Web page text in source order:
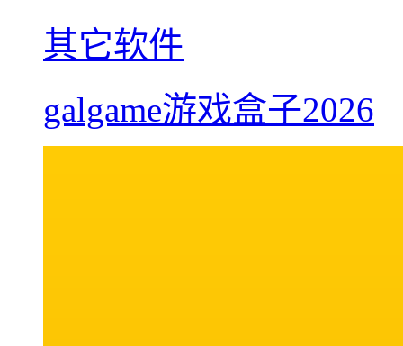
其它软件
galgame游戏盒子2026